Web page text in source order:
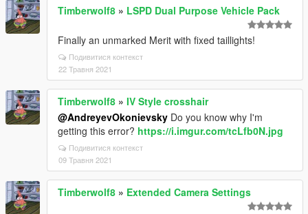
Timberwolf8 » LSPD Dual Purpose Vehicle Pack
Finally an unmarked Merit with fixed taillights!
Подивитися контекст
22 Травня 2021
Timberwolf8 » IV Style crosshair
@AndreyevOkonievsky Do you know why I'm
getting this error? https://i.imgur.com/tcLfb0N.jpg
Подивитися контекст
09 Травня 2021
Timberwolf8 » Extended Camera Settings